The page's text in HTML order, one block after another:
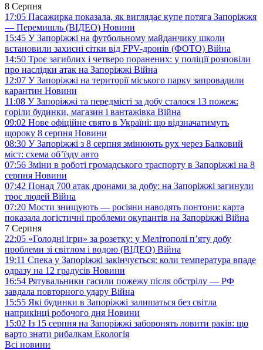
8 Серпня
17:05 Пасажирка показала, як виглядає купе потяга Запоріжжя
— Перемишль (ВІДЕО) Новини
15:45 У Запоріжжі на футбольному майданчику школи
встановили захисні сітки від FPV-дронів (ФОТО) Війна
14:50 Троє загиблих і четверо поранених: у поліції розповіли
про наслідки атак на Запоріжжі Війна
12:07 У Запоріжжі на території міського парку запровадили
карантин Новини
11:08 У Запоріжжі та передмісті за добу сталося 13 пожеж:
горіли будинки, магазин і вантажівка Війна
09:02 Нове офіційне свято в Україні: що відзначатимуть
щороку 8 серпня Новини
08:30 У Запоріжжі з 8 серпня змінюють рух через Балковий
міст: схема об’їзду авто
07:56 Зміни в роботі громадського траспорту в Запоріжжі на 8
серпня Новини
07:42 Понад 700 атак дронами за добу: на Запоріжжі загинули
троє людей Війна
07:20 Мости знищують — росіяни наводять понтони: карта
показала логістичні проблеми окупантів на Запоріжжі Війна
7 Серпня
22:05 «Голодні ігри» за розетку: у Мелітополі п’яту добу
проблеми зі світлом і водою (ВІДЕО) Війна
19:11 Спека у Запоріжжі закінчується: коли температура впаде
одразу на 12 градусів Новини
16:54 Рятувальники гасили пожежу після обстрілу — РФ
завдала повторного удару Війна
15:55 Які будинки в Запоріжжі залишаться без світла
наприкінці робочого дня Новини
15:02 Із 15 серпня на Запоріжжі заборонять ловити раків: що
варто знати рибалкам Екологія
Всі новини